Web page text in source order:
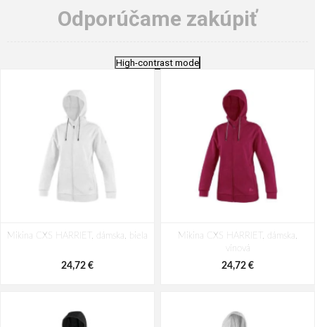
Odporúčame zakúpiť
High-contrast mode
Mikina CXS HARRIET, dámska, biela
24,72 €
Mikina CXS HARRIET, dámska,
vínová
24,72 €